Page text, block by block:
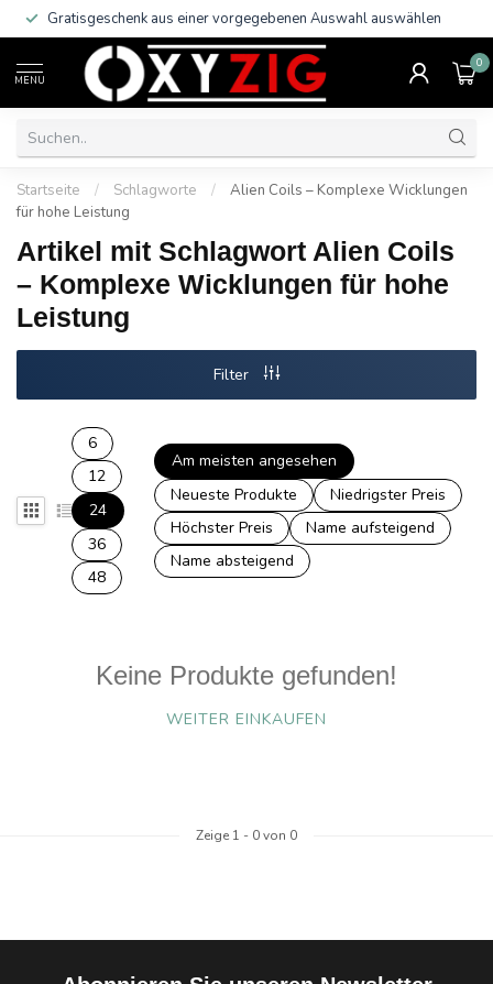
Gratisgeschenk aus einer vorgegebenen Auswahl auswählen
MENU
0
Startseite / Schlagworte /
Alien Coils – Komplexe Wicklungen
für hohe Leistung
Artikel mit Schlagwort Alien Coils
– Komplexe Wicklungen für hohe
Leistung
Filter
6
12
24
36
48
Am meisten angesehen
Neueste Produkte
Niedrigster Preis
Höchster Preis
Name aufsteigend
Name absteigend
Keine Produkte gefunden!
WEITER EINKAUFEN
Zeige 1 - 0von 0